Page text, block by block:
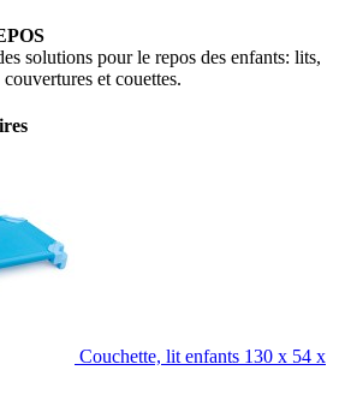
solutions pour le repos des enfants: lits,
et couettes.
Couchette, lit enfants 130 x 54 x